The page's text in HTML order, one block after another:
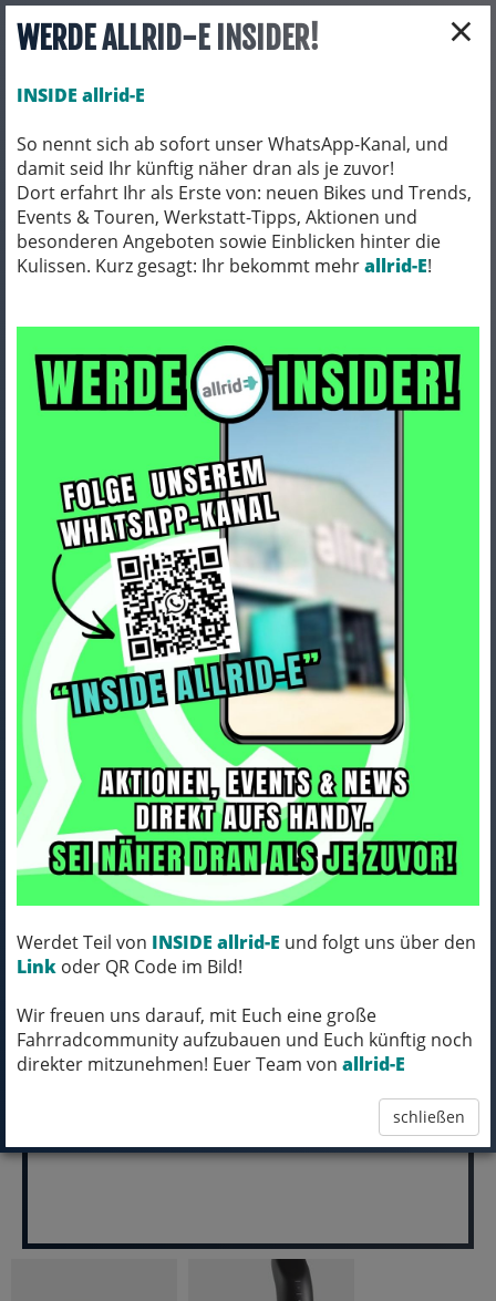
×
WERDE ALLRID-E INSIDER!
INSIDE allrid-E
So nennt sich ab sofort unser WhatsApp-Kanal, und
damit seid Ihr künftig näher dran als je zuvor!
Dort erfahrt Ihr als Erste von: neuen Bikes und Trends,
Events & Touren, Werkstatt-Tipps, Aktionen und
besonderen Angeboten sowie Einblicken hinter die
Kulissen. Kurz gesagt: Ihr bekommt mehrallrid-E!
Werdet Teil von INSIDE allrid-E und folgt uns über den
Link oder QR Code im Bild!
Wir freuen uns darauf, mit Euch eine große
Fahrradcommunity aufzubauen und Euch künftig noch
direkter mitzunehmen! Euer Team von allrid-E
schließen
Toggle navigation
FAHRRADTEILE LENKER
Bontrager Lenker Bontrager
Pro IsoCore VR-SF Road
31,8mm 40c
Art.Nr. 5256861
Farbe: BLACK
MICH KANNST DU BESTELLEN - MIT
pro Stück (inkl. MwSt.)